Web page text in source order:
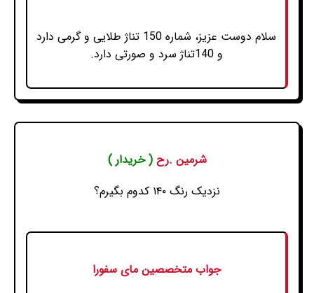
سلام دوست عزیز، شماره 150 تناژ طلایی و گرمی دارد
و 140تناژ سرد و صورتی دارد.
شرمین .رح( خریدار )
نزدیک رنگ ۱۴۰ کدوم بگیرم؟
جواب متخصصین مای سفورا